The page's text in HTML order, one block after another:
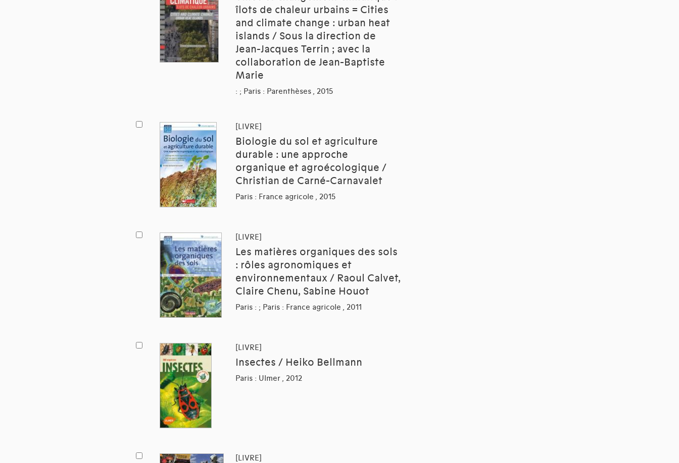
îlots de chaleur urbains = Cities
and climate change : urban heat
islands / Sous la direction de
Jean-Jacques Terrin ; avec la
collaboration de Jean-Baptiste
Marie
: ; Paris : Parenthèses , 2015
[LIVRE]
Biologie du sol et agriculture
durable : une approche
organique et agroécologique /
Christian de Carné-Carnavalet
Paris : France agricole , 2015
[LIVRE]
Les matières organiques des sols
: rôles agronomiques et
environnementaux / Raoul Calvet,
Claire Chenu, Sabine Houot
Paris : ; Paris : France agricole , 2011
[LIVRE]
Insectes / Heiko Bellmann
Paris : Ulmer , 2012
[LIVRE]